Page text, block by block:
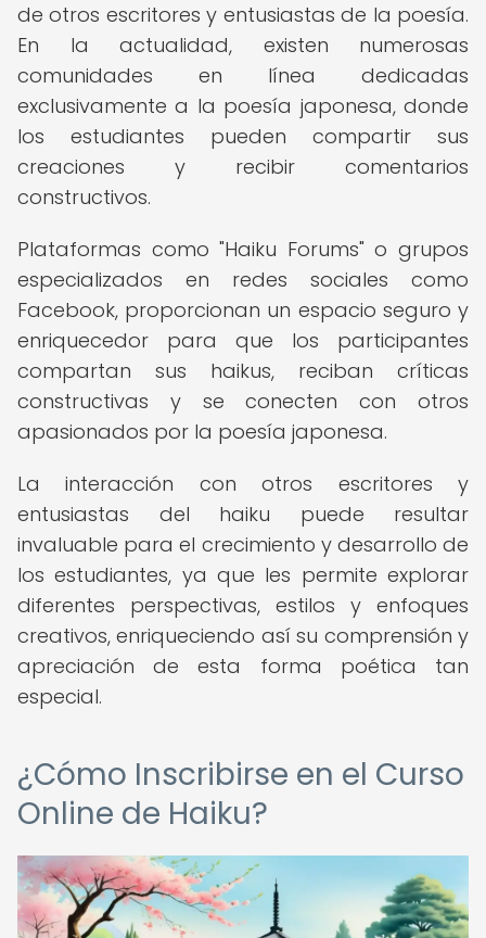
de otros escritores y entusiastas de la poesía.
En la actualidad, existen numerosas
comunidades en línea dedicadas
exclusivamente a la poesía japonesa, donde
los estudiantes pueden compartir sus
creaciones y recibir comentarios
constructivos.
Plataformas como "Haiku Forums" o grupos
especializados en redes sociales como
Facebook, proporcionan un espacio seguro y
enriquecedor para que los participantes
compartan sus haikus, reciban críticas
constructivas y se conecten con otros
apasionados por la poesía japonesa.
La interacción con otros escritores y
entusiastas del haiku puede resultar
invaluable para el crecimiento y desarrollo de
los estudiantes, ya que les permite explorar
diferentes perspectivas, estilos y enfoques
creativos, enriqueciendo así su comprensión y
apreciación de esta forma poética tan
especial.
¿Cómo Inscribirse en el Curso
Online de Haiku?